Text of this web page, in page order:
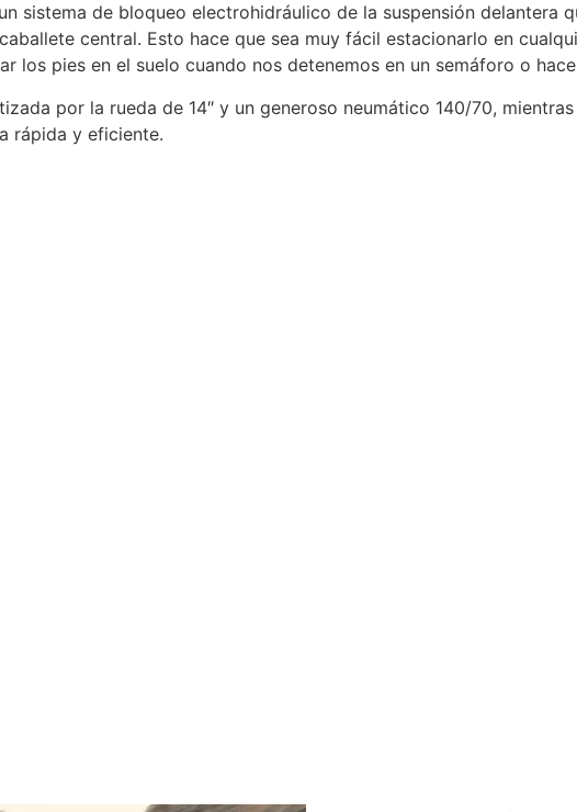
sistema de bloqueo electrohidráulico de la suspensión delantera
central. Esto hace que sea muy fácil estacionarlo en
los pies en el suelo cuando nos detenemos en un semáforo o
por la rueda de 14″ y un generoso neumático 140/70,
rápida y eficiente.